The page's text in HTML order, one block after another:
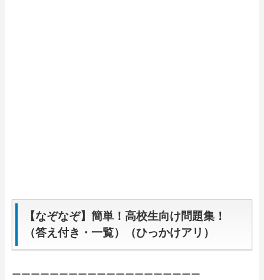
【なぞなぞ】簡単！高校生向け問題集！
（答え付き・一覧）（ひっかけアリ）
ーーーーーーーーーーーーーーーーーーーー